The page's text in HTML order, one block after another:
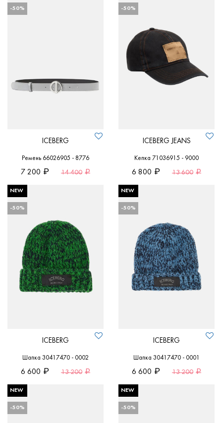
-50%
ICEBERG
Ремень 66026905 - 8776
7 200 14 400
-50%
ICEBERG JEANS
Кепка 71036915 - 9000
6 800 13 600
NEW
-50%
ICEBERG
Шапка 30417470 - 0002
6 600 13 200
NEW
-50%
ICEBERG
Шапка 30417470 - 0001
6 600 13 200
NEW
-50%
NEW
-50%